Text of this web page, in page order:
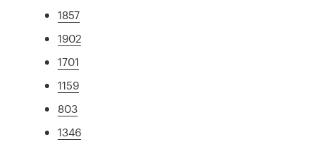
1857
1902
1701
1159
803
1346